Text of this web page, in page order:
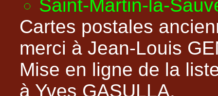
Saint-Martin-la-
Cartes postales
merci à Jean-Louis
Mise en ligne de la
à Yves GASULLA.